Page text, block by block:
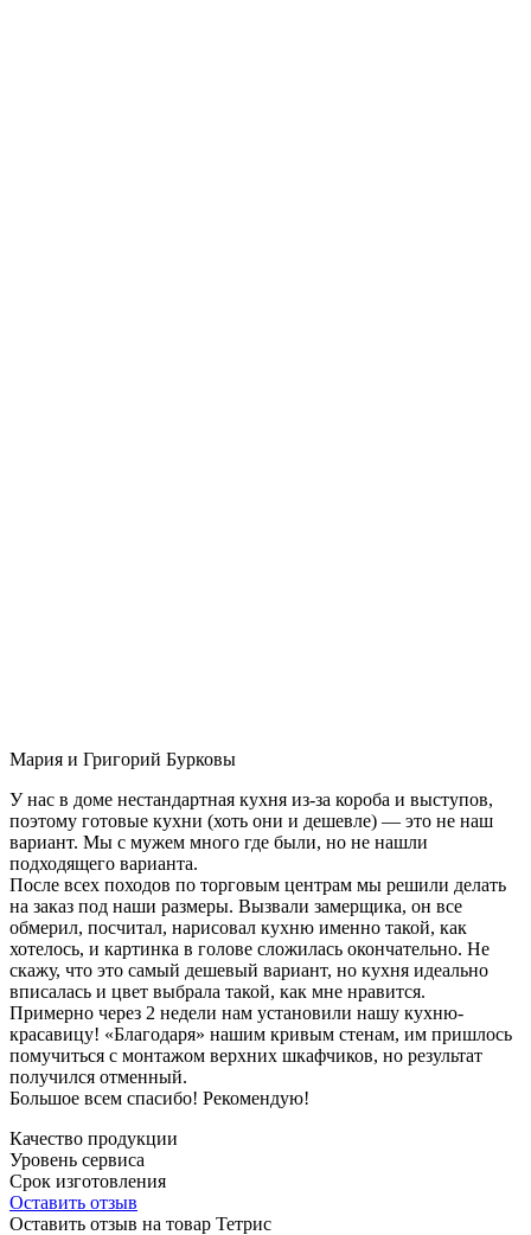
Мария и Григорий Бурковы
У нас в доме нестандартная кухня из-за короба и выступов,
поэтому готовые кухни (хоть они и дешевле) — это не наш
вариант. Мы с мужем много где были, но не нашли
подходящего варианта.
После всех походов по торговым центрам мы решили делать
на заказ под наши размеры. Вызвали замерщика, он все
обмерил, посчитал, нарисовал кухню именно такой, как
хотелось, и картинка в голове сложилась окончательно. Не
скажу, что это самый дешевый вариант, но кухня идеально
вписалась и цвет выбрала такой, как мне нравится.
Примерно через 2 недели нам установили нашу кухню-
красавицу! «Благодаря» нашим кривым стенам, им пришлось
помучиться с монтажом верхних шкафчиков, но результат
получился отменный.
Большое всем спасибо! Рекомендую!
Качество продукции
Уровень сервиса
Срок изготовления
Оставить отзыв
Оставить отзыв на товар Тетрис